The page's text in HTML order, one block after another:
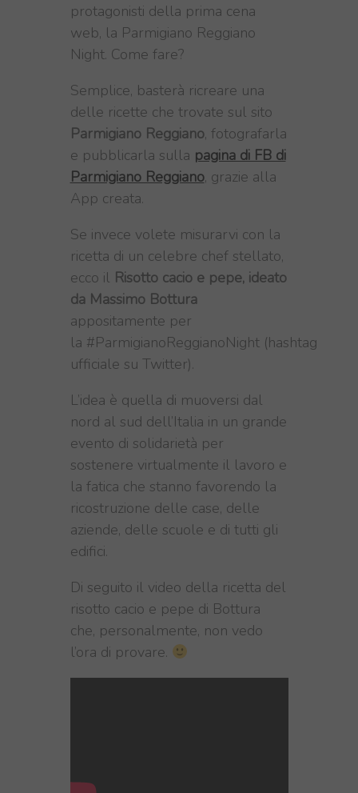
protagonisti della prima cena
web, la Parmigiano Reggiano
Night. Come fare?
Semplice, basterà ricreare una
delle ricette che trovate sul sito
Parmigiano Reggiano, fotografarla
e pubblicarla sulla pagina di FB di
Parmigiano Reggiano, grazie alla
App creata.
Se invece volete misurarvi con la
ricetta di un celebre chef stellato,
ecco il Risotto cacio e pepe, ideato
da Massimo Bottura
appositamente per
la #ParmigianoReggianoNight (hashtag
ufficiale su Twitter).
L’idea è quella di muoversi dal
nord al sud dell’Italia in un grande
evento di solidarietà per
sostenere virtualmente il lavoro e
la fatica che stanno favorendo la
ricostruzione delle case, delle
aziende, delle scuole e di tutti gli
edifici.
Di seguito il video della ricetta del
risotto cacio e pepe di Bottura
che, personalmente, non vedo
l’ora di provare.